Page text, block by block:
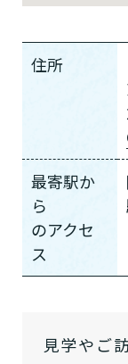
住所
最寄駅か
ら
のアクセ
ス
見学やご